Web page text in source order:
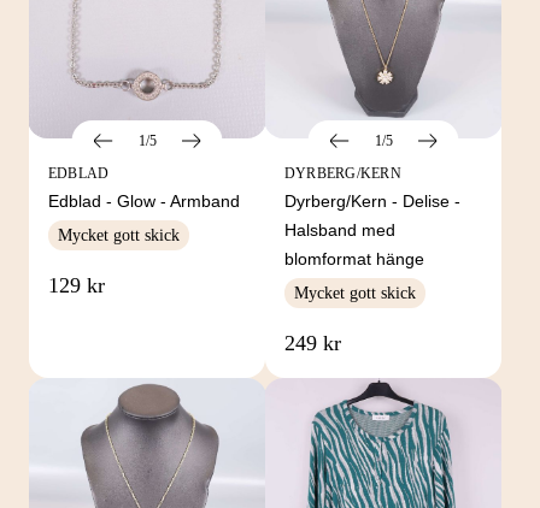
1/5
EDBLAD
Edblad - Glow - Armband
Mycket gott skick
129 kr
1/5
DYRBERG/KERN
Dyrberg/Kern - Delise -
Halsband med
blomformat hänge
Mycket gott skick
249 kr